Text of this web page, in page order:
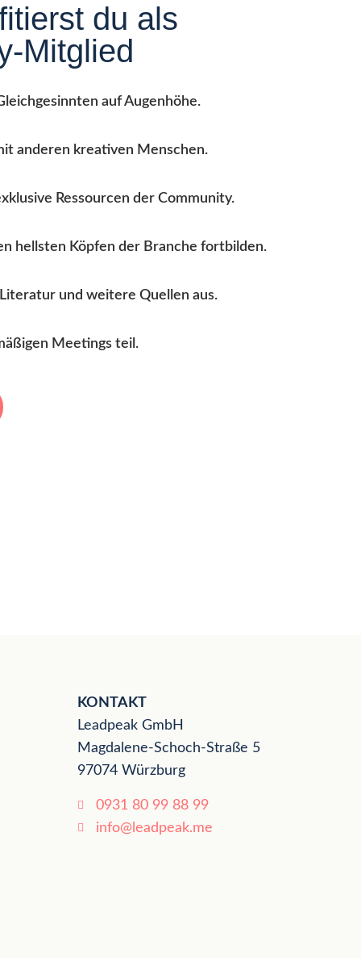
du als
Mitglied
auf Augenhöhe.
anderen kreativen Menschen.
Ressourcen der Community.
hellsten Köpfen der Branche fortbilden.
und weitere Quellen aus.
Meetings teil.
KONTAKT
Leadpeak GmbH
Magdalene-Schoch-Straße 5
97074 Würzburg
0931 80 99 88 99
info@leadpeak.me